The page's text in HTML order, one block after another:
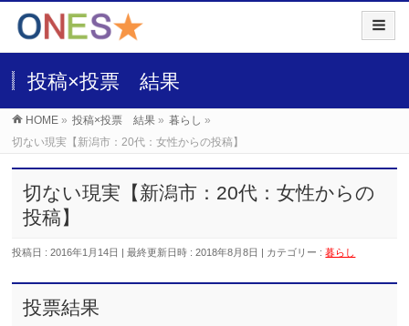
投稿×投票 結果
HOME » 投稿×投票 結果 » 暮らし »
切ない現実【新潟市：20代：女性からの投稿】
切ない現実【新潟市：20代：女性からの
投稿】
投稿日 : 2016年1月14日 最終更新日時 : 2018年8月8日 カテゴリー :暮らし
投票結果